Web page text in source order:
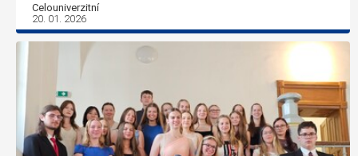
Celouniverzitní
20. 01. 2026